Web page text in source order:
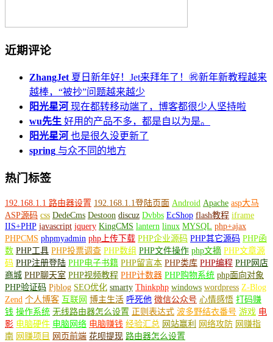
近期评论
ZhangJet 夏日新年好！Jet来拜年了！㊗️新年新教程越来
越棒，“被抄”问题越来越少
阳光星河 现在都转移动端了，博客都很少人坚持啦
wu先生 好用的产品不多，都是自以为是。
阳光星河 也是很久没更新了
spring 与众不同的地方
热门标签
192.168.1.1 路由器设置 192.168.1.1登陆页面 Android Apache asp大马
ASP源码 css DedeCms Destoon discuz Dvbbs EcShop flash教程 iframe
IIS+PHP javascript jquery KingCMS lantern linux MYSQL php+ajax
PHPCMS phpmyadmin php上传下载 PHP企业源码 PHP其它源码 PHP函
数 PHP工具 PHP投票调查 PHP数组 PHP文件操作 php文摘 PHP文章源
码 PHP注册登陆 PHP电子书籍 PHP留言本 PHP类库 PHP编程 PHP网店
商城 PHP聊天室 PHP视频教程 PHP计数器 PHP购物系统 php面向对象
PHP验证码 Pjblog SEO优化 smarty Thinkphp windows wordpress Z-Blog
Zend 个人博客 互联网 博主生活 呼死他 微信公众号 心情感悟 打码赚
钱 操作系统 无线路由器怎么设置 正则表达式 波多野结衣番号 游戏 电
影 电脑硬件 电脑网络 电脑赚钱 经验汇总 网站赢利 网络攻防 网赚指
南 网赚项目 网页前端 花呗提现 路由器怎么设置